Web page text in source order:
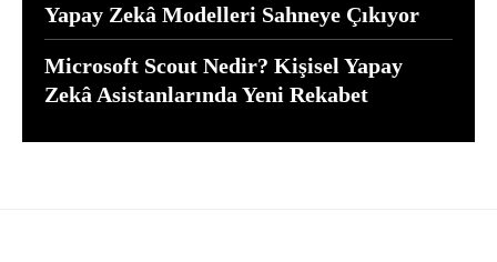
Yapay Zekâ Modelleri Sahneye Çıkıyor
Microsoft Scout Nedir? Kişisel Yapay
Zekâ Asistanlarında Yeni Rekabet